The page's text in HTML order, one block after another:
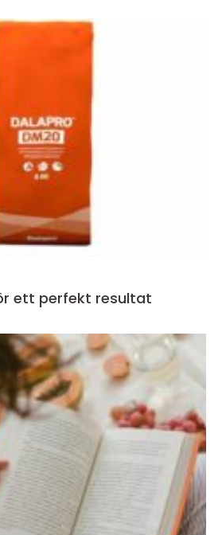
ett perfekt resultat